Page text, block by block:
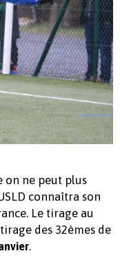
on ne peut plus
connaîtra son
Le tirage au
des 32èmes de
.